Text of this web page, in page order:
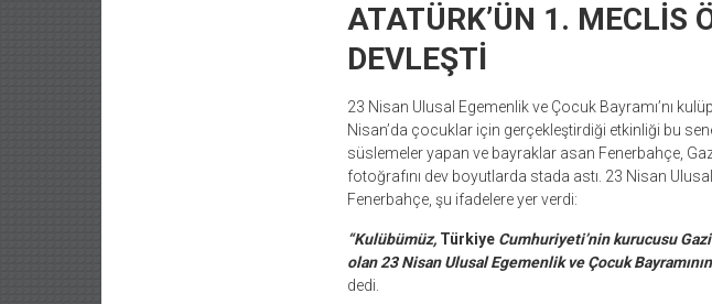
ATATÜRK’ÜN 1. MECLİS
DEVLEŞTİ
23 Nisan Ulusal Egemenlik ve Çocuk Bayramı’nı
Nisan’da çocuklar için gerçekleştirdiği etkinliği bu
süslemeler yapan ve bayraklar asan Fenerbahçe,
fotoğrafını dev boyutlarda stada astı. 23 Nisan
Fenerbahçe, şu ifadelere yer verdi:
“Kulübümüz, TürkiyeCumhuriyeti’nin kurucusu Gazi
olan 23 Nisan Ulusal Egemenlik ve Çocuk
dedi.